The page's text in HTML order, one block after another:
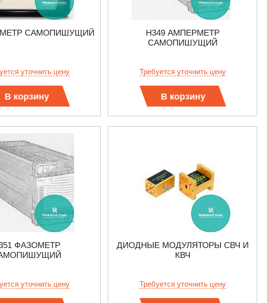
САМОПИШУЩИЙ
уточнить цену
В корзину
Н349 АМПЕРМЕТР
САМОПИШУЩИЙ
Требуется уточнить цену
В корзину
ФАЗОМЕТР
уточнить цену
ДИОДНЫЕ МОДУЛЯТОРЫ СВЧ И
КВЧ
Требуется уточнить цену